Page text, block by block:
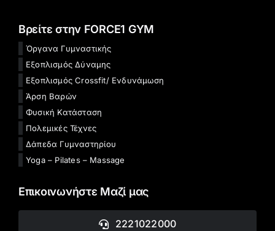
Βρείτε στην FORCE1 GYM
Όργανα Γυμναστικής
Εξοπλισμός Δύναμης
Εξοπλισμός Crossfit/ Ενδυνάμωση
Άρση Βαρών
Φυσική Κατάσταση
Πολεμικές Τέχνες
Δάπεδα Γυμναστηρίου
Yoga – Pilates – Massage
Επικοινωνήστε Μαζί μας
2221022000